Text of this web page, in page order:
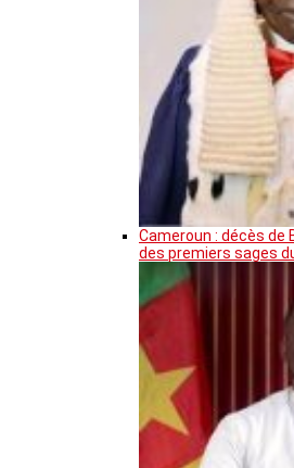
Cameroun : décès de
des premiers sages